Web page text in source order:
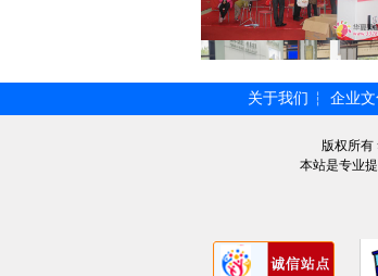
关于我们 ┆ 企业文
版权所有
本站是专业